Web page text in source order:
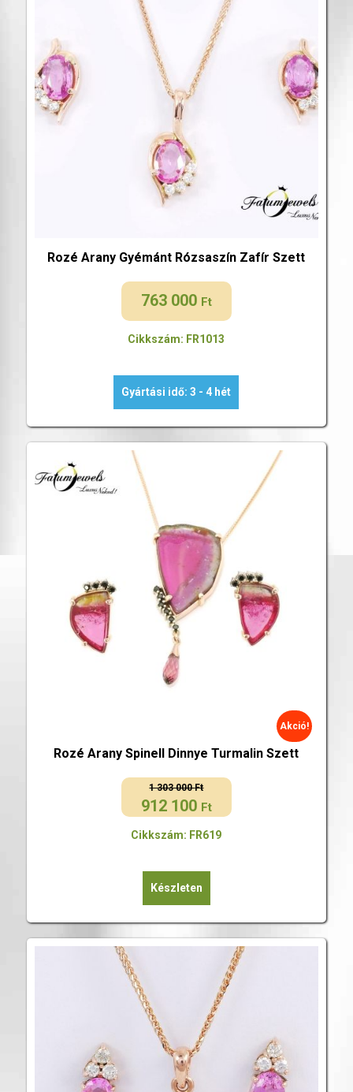
Rozé Arany Gyémánt Rózsaszín Zafír Szett
763 000 Ft
Cikkszám: FR1013
Gyártási idő: 3 - 4 hét
Rozé Arany Spinell Dinnye Turmalin Szett
1 303 000Ft
Original
was:
303
912 100 Ft
Current
is:
100 Ft.
Akció!
Cikkszám: FR619
Készleten